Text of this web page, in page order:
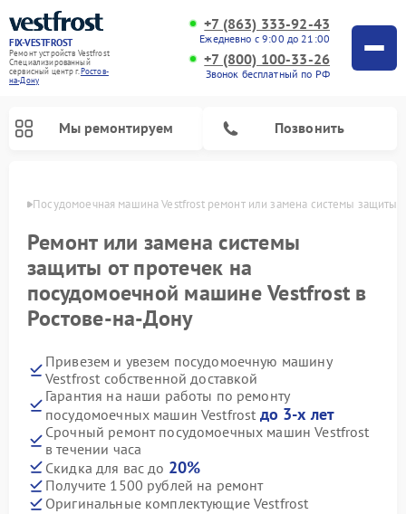
FIX-VESTFROST
Ремонт устройств Vestfrost
Специализированный
cервисный центр г.Ростов-
на-Дону
+7 (863) 333-92-43
Ежедневно с 9:00 до 21:00
+7 (800) 100-33-26
Звонок бесплатный по РФ
Мы ремонтируем Позвонить
Посудомоечная машина Vestfrost ремонт или замена системы защиты
Ремонт или замена системы
защиты от протечек на
посудомоечной машине Vestfrost в
Ростове-на-Дону
Привезем и увезем посудомоечную машину
Vestfrost собственной доставкой
Гарантия на наши работы по ремонту
посудомоечных машин Vestfrost до 3-х лет
Срочный ремонт посудомоечных машин Vestfrost
в течении часа
Скидка для вас до 20%
Получите 1500 рублей на ремонт
Оригинальные комплектующие Vestfrost